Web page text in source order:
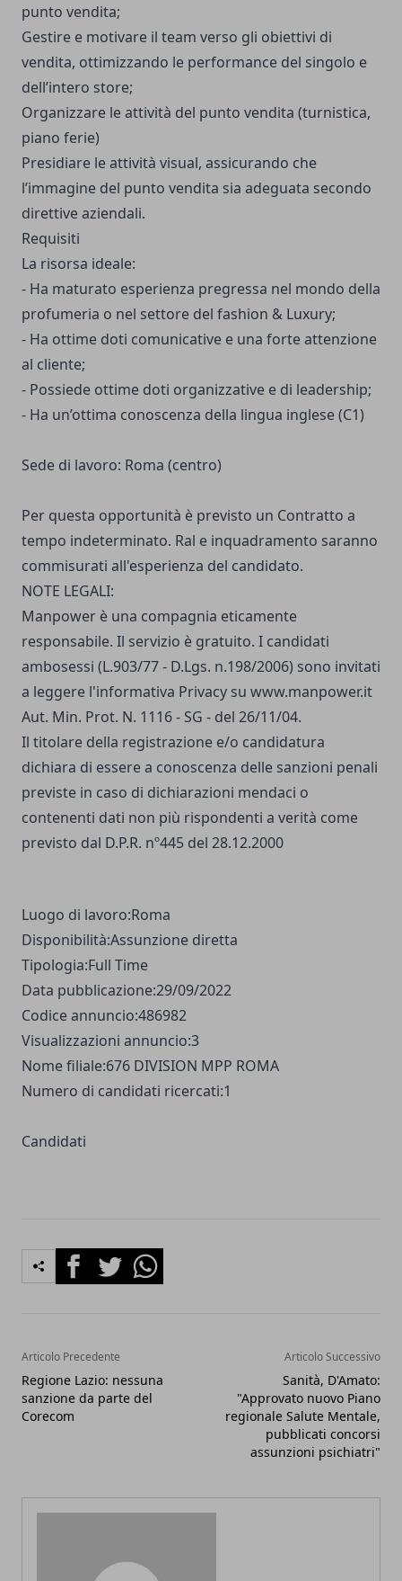
punto vendita;
Gestire e motivare il team verso gli obiettivi di
vendita, ottimizzando le performance del singolo e
dell’intero store;
Organizzare le attività del punto vendita (turnistica,
piano ferie)
Presidiare le attività visual, assicurando che
l’immagine del punto vendita sia adeguata secondo
direttive aziendali.
Requisiti
La risorsa ideale:
- Ha maturato esperienza pregressa nel mondo della
profumeria o nel settore del fashion & Luxury;
- Ha ottime doti comunicative e una forte attenzione
al cliente;
- Possiede ottime doti organizzative e di leadership;
- Ha un’ottima conoscenza della lingua inglese (C1)
Sede di lavoro: Roma (centro)
Per questa opportunità è previsto un Contratto a
tempo indeterminato. Ral e inquadramento saranno
commisurati all'esperienza del candidato.
NOTE LEGALI:
Manpower è una compagnia eticamente
responsabile. Il servizio è gratuito. I candidati
ambosessi (L.903/77 - D.Lgs. n.198/2006) sono invitati
a leggere l'informativa Privacy su www.manpower.it
Aut. Min. Prot. N. 1116 - SG - del 26/11/04.
Il titolare della registrazione e/o candidatura
dichiara di essere a conoscenza delle sanzioni penali
previste in caso di dichiarazioni mendaci o
contenenti dati non più rispondenti a verità come
previsto dal D.P.R. nº445 del 28.12.2000
Luogo di lavoro:Roma
Disponibilità:Assunzione diretta
Tipologia:Full Time
Data pubblicazione:29/09/2022
Codice annuncio:486982
Visualizzazioni annuncio:3
Nome filiale:676 DIVISION MPP ROMA
Numero di candidati ricercati:1
Candidati
FacebookTwitterWhatsapp
Articolo Precedente
Regione Lazio: nessuna
sanzione da parte del
Corecom
Articolo Successivo
Sanità, D'Amato:
"Approvato nuovo Piano
regionale Salute Mentale,
pubblicati concorsi
assunzioni psichiatri"